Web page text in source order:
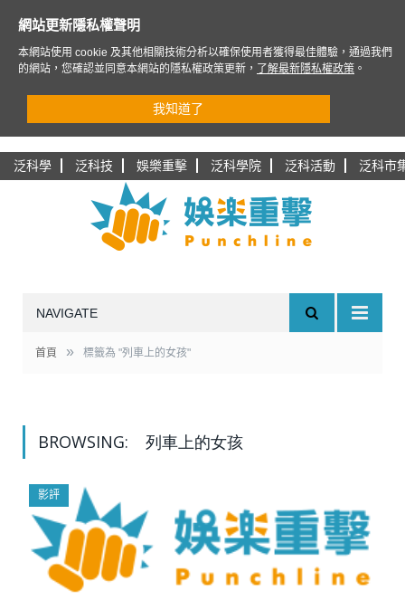
泛科學 泛科技 娛樂重擊 泛科學院 泛科活動 泛科市
NAVIGATE
首頁 » 標籤為 "列車上的女孩"
BROWSING: 列車上的女孩
影評
網站更新隱私權聲明
本網站使用 cookie 及其他相關技術分析以確保使用者獲得最佳體驗，通過我們
的網站，您確認並同意本網站的隱私權政策更新，
了解最新隱私權政策 。
我知道了